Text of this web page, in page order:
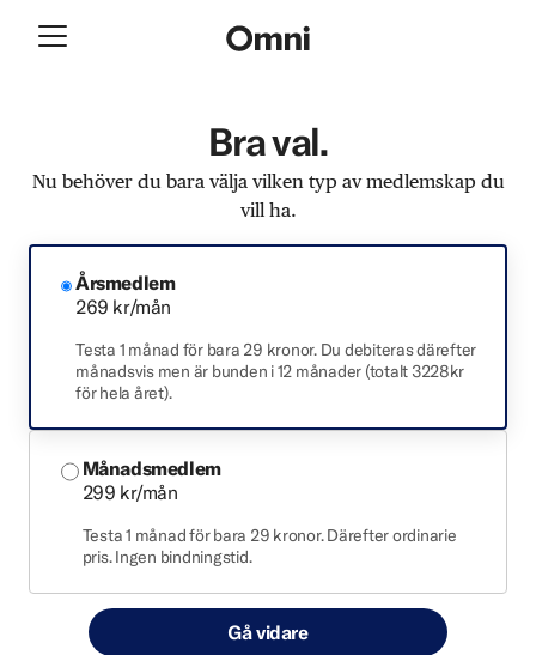
Bra val.
Nu behöver du bara välja vilken typ av medlemskap du
vill ha.
Årsmedlem
269 kr/mån
Testa 1 månad för bara 29 kronor. Du debiteras därefter
månadsvis men är bunden i 12 månader (totalt 3228kr
för hela året).
Månadsmedlem
299 kr/mån
Testa 1 månad för bara 29 kronor. Därefter ordinarie
pris. Ingen bindningstid.
Gå vidare